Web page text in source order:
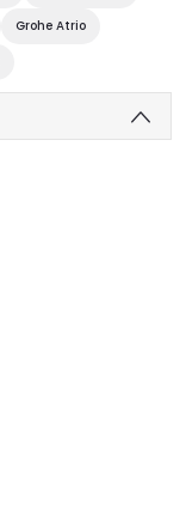
Grohe Atrio